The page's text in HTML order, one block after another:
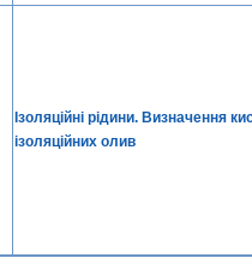
Ізоляційні рідини. Визначення
ізоляційних олив